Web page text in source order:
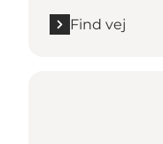
Find vej